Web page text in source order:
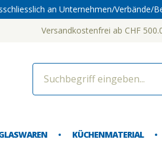
Versandkostenfrei ab CHF
KÜCHENMATERIAL
an Unternehmen/Verbände/